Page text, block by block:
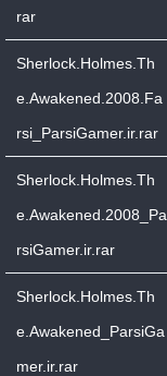
rar
Sherlock.Holmes.Th
e.Awakened.2008.Fa
rsi_ParsiGamer.ir.rar
Sherlock.Holmes.Th
e.Awakened.2008_Pa
rsiGamer.ir.rar
Sherlock.Holmes.Th
e.Awakened_ParsiGa
mer.ir.rar